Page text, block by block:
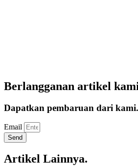
Berlangganan artikel
Dapatkan pembaruan dari kami.
Email
Send
Artikel Lainnya.